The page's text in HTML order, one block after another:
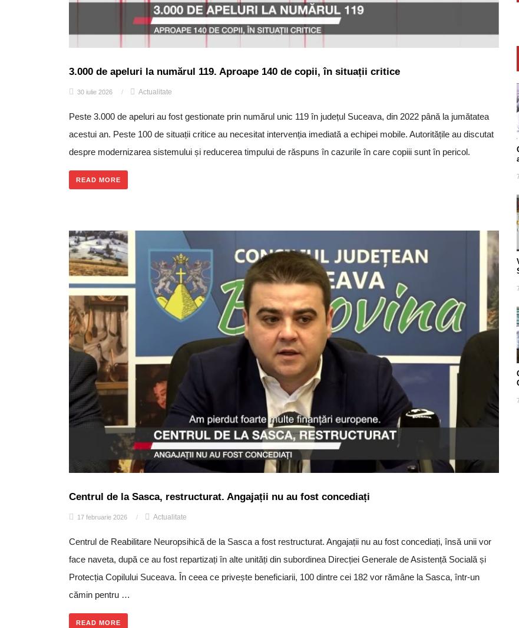
3.000 de apeluri la numărul 119. Aproape 140 de copii, în situații critice
30 iulie 2026 / Actualitate
Peste 3.000 de apeluri au fost gestionate prin numărul unic 119 în județul Suceava, din 2022 până la jumătatea
acestui an. Peste 100 de situații critice au necesitat intervenția imediată a echipei mobile. Autoritățile au discutat
despre modernizarea sistemului și reducerea timpului de răspuns în cazurile în care copiii sunt în pericol.
READ MORE
Centrul de la Sasca, restructurat. Angajații nu au fost concediați
17 februarie 2026 / Actualitate
Centrul de Reabilitare Neuropsihică de la Sasca a fost restructurat. Angajații nu au fost concediați, însă unii vor
face naveta, după ce au fost repartizați în alte unități din subordinea Direcției Generale de Asistență Socială și
Protecția Copilului Suceava. În ceea ce privește beneficiarii, 100 dintre cei 182 vor rămâne la Sasca, într-un
cămin pentru …
READ MORE